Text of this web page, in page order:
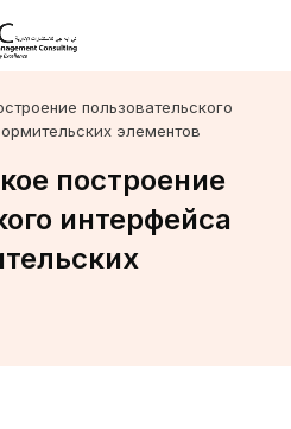
пользовательского
элементов
построение
интерфейса